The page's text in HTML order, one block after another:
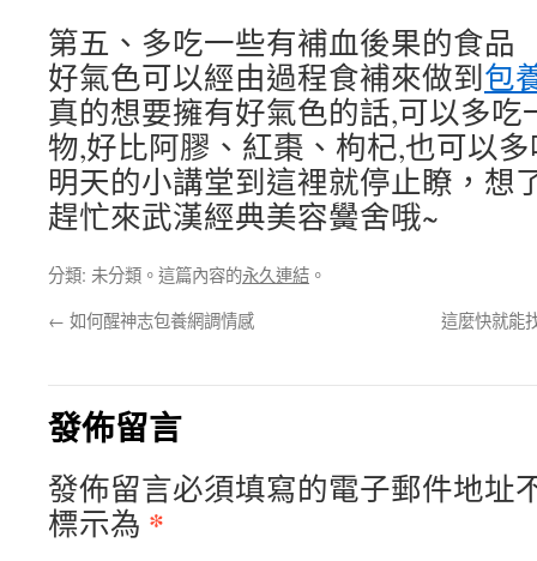
第五、多吃一些有補血後果的食品
好氣色可以經由過程食補來做到包
真的想要擁有好氣色的話,可以多
物,好比阿膠、紅棗、枸杞,也可以
明天的小講堂到這裡就停止瞭，想
趕忙來武漢經典美容黌舍哦~
分類: 未分類。這篇內容的永久連結 。
← 如何醒神志包養網調情感 這麼快就能
發佈留言
發佈留言必須填寫的電子郵件地址
標示為 *